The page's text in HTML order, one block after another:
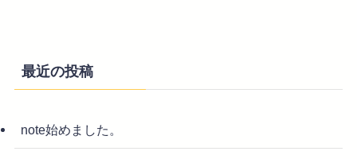
最近の投稿
note始めました。